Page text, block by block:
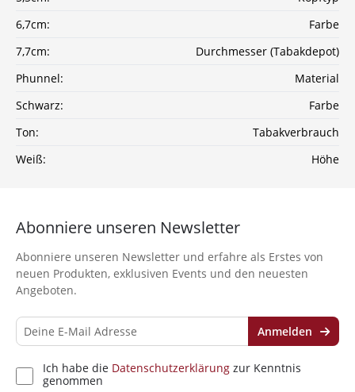
6,7cm:
Farbe
7,7cm:
Durchmesser (Tabakdepot)
Phunnel:
Material
Schwarz:
Farbe
Ton:
Tabakverbrauch
Weiß:
Höhe
Abonniere unseren Newsletter
Abonniere unseren Newsletter und erfahre als Erstes von
neuen Produkten, exklusiven Events und den neuesten
Angeboten.
Ich habe die Datenschutzerklärung zur Kenntnis
genommen
Anmelden